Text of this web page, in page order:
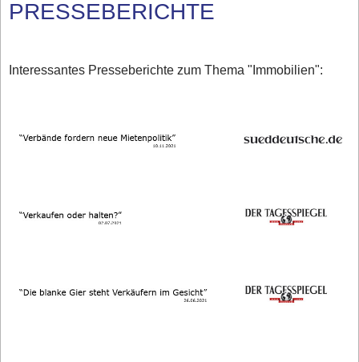
PRESSEBERICHTE
Interessantes Presseberichte zum Thema "Immobilien":